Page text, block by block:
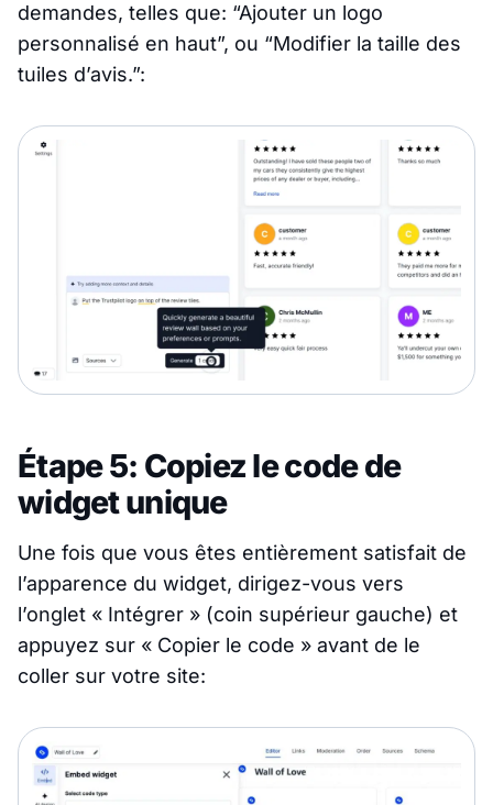
demandes, telles que: “Ajouter un logo
personnalisé en haut”, ou “Modifier la taille des
tuiles d’avis.”:
Étape 5: Copiez le code de
widget unique
Une fois que vous êtes entièrement satisfait de
l’apparence du widget, dirigez-vous vers
l’onglet « Intégrer » (coin supérieur gauche) et
appuyez sur « Copier le code » avant de le
coller sur votre site: